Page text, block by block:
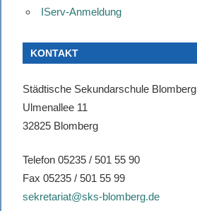
IServ-Anmeldung
KONTAKT
Städtische Sekundarschule Blomberg
Ulmenallee 11
32825 Blomberg
Telefon 05235 / 501 55 90
Fax 05235 / 501 55 99
sekretariat@sks-blomberg.de